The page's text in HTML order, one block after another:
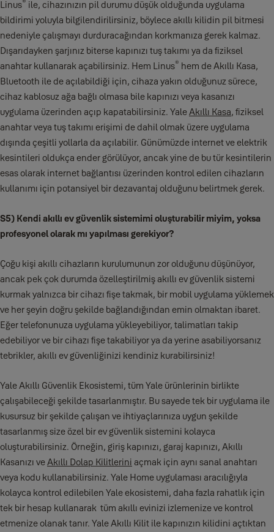
Linus® ile, cihazınızın pil durumu düşük olduğunda uygulama
bildirimi yoluyla bilgilendirilirsiniz, böylece akıllı kilidin pil bitmesi
nedeniyle çalışmayı durduracağından korkmanıza gerek kalmaz.
Dışarıdayken şarjınız biterse kapınızı tuş takımı ya da fiziksel
anahtar kullanarak açabilirsiniz. Hem Linus® hem de Akıllı Kasa,
Bluetooth ile de açılabildiği için, cihaza yakın olduğunuz sürece,
cihaz kablosuz ağa bağlı olmasa bile kapınızı veya kasanızı
uygulama üzerinden açıp kapatabilirsiniz. YaleAkıllı Kasa, fiziksel
anahtar veya tuş takımı erişimi de dahil olmak üzere uygulama
dışında çeşitli yollarla da açılabilir. Günümüzde internet ve elektrik
kesintileri oldukça ender görülüyor, ancak yine de bu tür kesintilerin
esas olarak internet bağlantısı üzerinden kontrol edilen cihazların
kullanımı için potansiyel bir dezavantaj olduğunu belirtmek gerek.
S5) Kendi akıllı ev güvenlik sistemimi oluşturabilir miyim, yoksa
profesyonel olarak mı yapılması gerekiyor?
Çoğu kişi akıllı cihazların kurulumunun zor olduğunu düşünüyor,
ancak pek çok durumda özelleştirilmiş akıllı ev güvenlik sistemi
kurmak yalnızca bir cihazı fişe takmak, bir mobil uygulama yüklemek
ve her şeyin doğru şekilde bağlandığından emin olmaktan ibaret.
Eğer telefonunuza uygulama yükleyebiliyor, talimatları takip
edebiliyor ve bir cihazı fişe takabiliyor ya da yerine asabiliyorsanız
tebrikler, akıllı ev güvenliğinizi kendiniz kurabilirsiniz!
Yale Akıllı Güvenlik Ekosistemi, tüm Yale ürünlerinin birlikte
çalışabileceği şekilde tasarlanmıştır. Bu sayede tek bir uygulama ile
kusursuz bir şekilde çalışan ve ihtiyaçlarınıza uygun şekilde
tasarlanmış size özel bir ev güvenlik sistemini kolayca
oluşturabilirsiniz. Örneğin, giriş kapınızı, garaj kapınızı, Akıllı
Kasanızı veAkıllı Dolap Kilitlerini açmak için aynı sanal anahtarı
veya kodu kullanabilirsiniz. Yale Home uygulaması aracılığıyla
kolayca kontrol edilebilen Yale ekosistemi, daha fazla rahatlık için
tek bir hesap kullanarak tüm akıllı evinizi izlemenize ve kontrol
etmenize olanak tanır. Yale Akıllı Kilit ile kapınızın kilidini açtıktan